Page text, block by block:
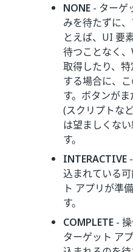
NONE - ターゲ
みを待たずに
とえば、UI 要
待つことなく
取得したり、
する場合に、
す。ボタンが
(スクリプトな
は望ましくな
す。
INTERACTIVE
込まれている
ト アプリが準
す。
COMPLETE -
ターゲット ア